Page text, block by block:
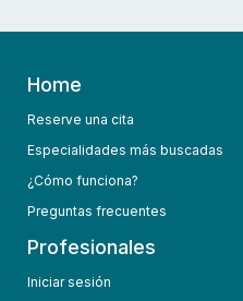
Home
Reserve una cita
Especialidades más buscadas
¿Cómo funciona?
Preguntas frecuentes
Profesionales
Iniciar sesión